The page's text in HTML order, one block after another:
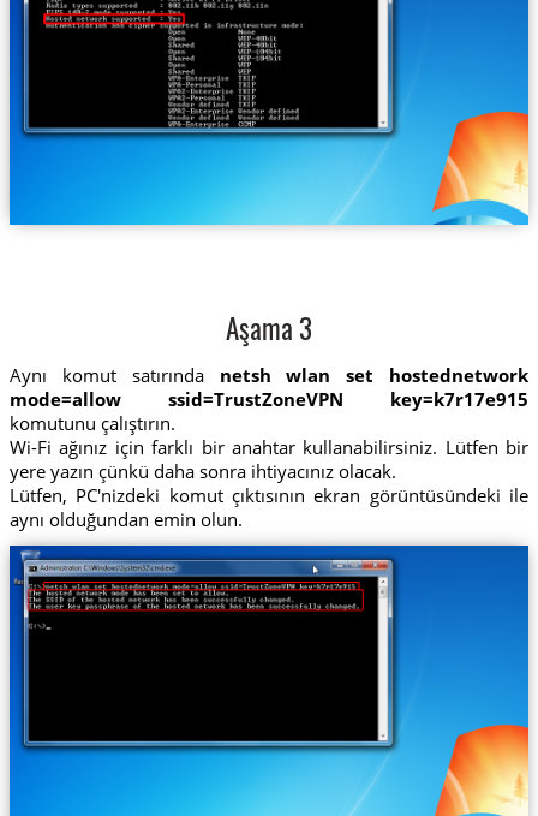
Aşama 3
Aynı komut satırında netsh wlan set hostednetwork
mode=allow ssid=TrustZoneVPN key=k7r17e915
komutunu çalıştırın.
Wi-Fi ağınız için farklı bir anahtar kullanabilirsiniz. Lütfen bir
yere yazın çünkü daha sonra ihtiyacınız olacak.
Lütfen, PC'nizdeki komut çıktısının ekran görüntüsündeki ile
aynı olduğundan emin olun.